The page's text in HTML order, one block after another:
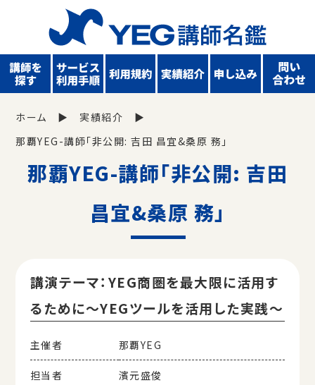
ホーム
実績紹介
那覇YEG-講師「非公開: 吉田 昌宜&桑原 務」
那覇YEG-講師「非公開: 吉田
昌宜&桑原 務」
講演テーマ：YEG商圏を最大限に活用す
るために〜YEGツールを活用した実践〜
主催者 那覇YEG
担当者 濱元盛俊